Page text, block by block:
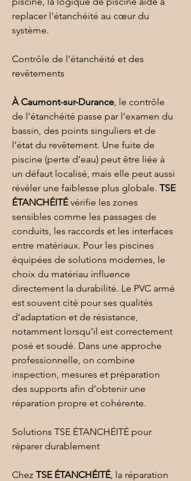
replacer l’étanchéité au cœur du
système.
Contrôle de l’étanchéité et des
revêtements
À Caumont-sur-Durance, le contrôle
de l’étanchéité passe par l’examen du
bassin, des points singuliers et de
l’état du revêtement. Une fuite de
piscine (perte d’eau) peut être liée à
un défaut localisé, mais elle peut aussi
révéler une faiblesse plus globale. TSE
ÉTANCHÉITÉ vérifie les zones
sensibles comme les passages de
conduits, les raccords et les interfaces
entre matériaux. Pour les piscines
équipées de solutions modernes, le
choix du matériau influence
directement la durabilité. Le PVC armé
est souvent cité pour ses qualités
d’adaptation et de résistance,
notamment lorsqu’il est correctement
posé et soudé. Dans une approche
professionnelle, on combine
inspection, mesures et préparation
des supports afin d’obtenir une
réparation propre et cohérente.
Solutions TSE ÉTANCHÉITÉ pour
réparer durablement
Chez TSE ÉTANCHÉITÉ, la réparation